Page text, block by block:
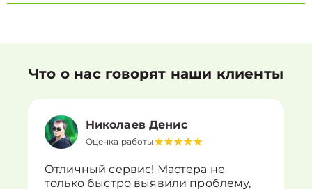
Что о нас говорят наши клиенты
Николаев Денис
Оценка работы
Отличный сервис! Мастера не
только быстро выявили проблему,